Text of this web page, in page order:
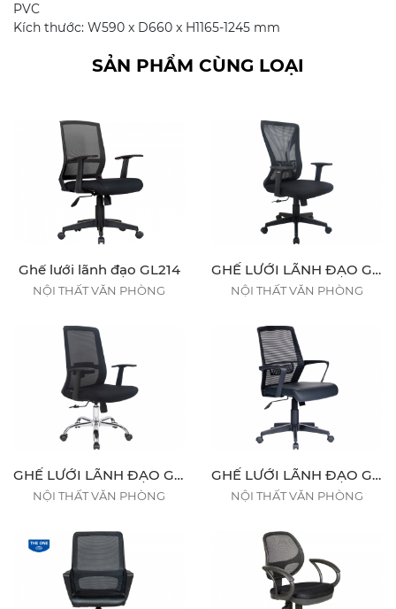
PVC
Kích thước: W590 x D660 x H1165-1245 mm
SẢN PHẨM CÙNG LOẠI
Ghế lưới lãnh đạo GL214
NỘI THẤT VĂN PHÒNG
GHẾ LƯỚI LÃNH ĐẠO GL222
NỘI THẤT VĂN PHÒNG
GHẾ LƯỚI LÃNH ĐẠO GL224
NỘI THẤT VĂN PHÒNG
GHẾ LƯỚI LÃNH ĐẠO GL229
NỘI THẤT VĂN PHÒNG